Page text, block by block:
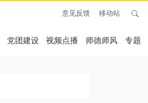
意见反馈 移动站
党团建设 视频点播 师德师风 专题